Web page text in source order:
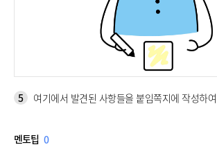
5 여기에서 발견된 사항들을 붙임쪽지에 작성하
멘토팁 0